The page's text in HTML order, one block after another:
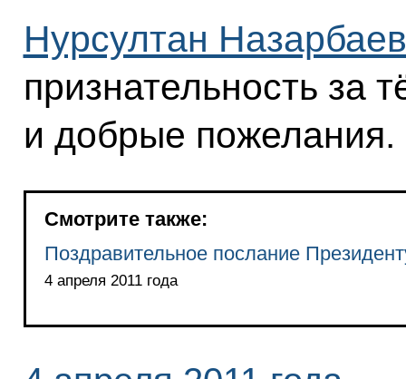
Нурсултан Назарбаев
признательность за
и добрые пожелания.
Смотрите также:
Поздравительное послание
4 апреля 2011 года